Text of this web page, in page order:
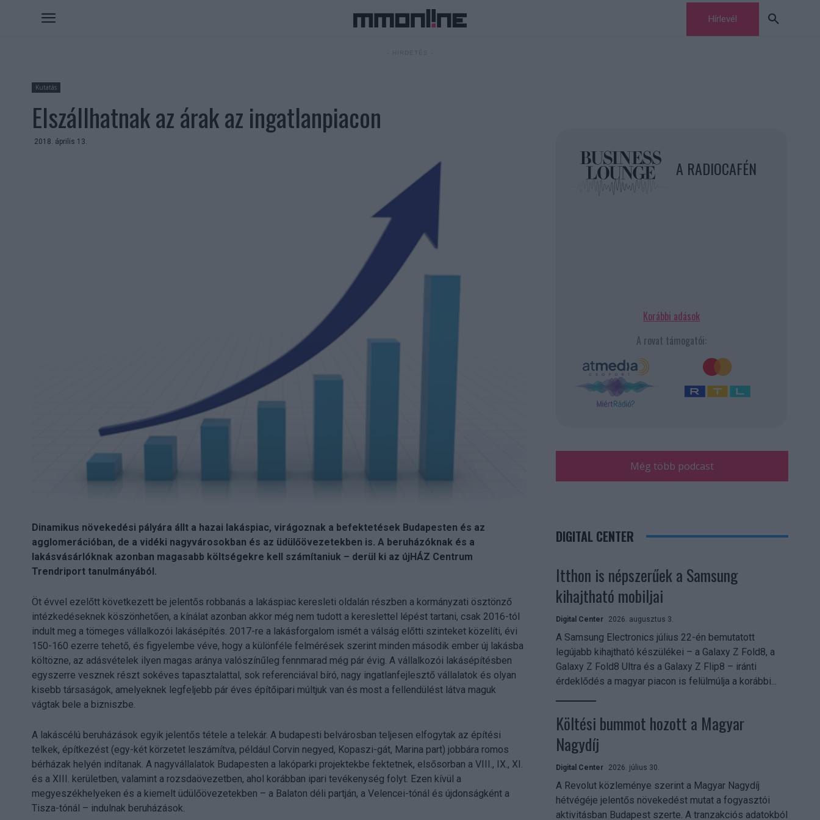
Hírlevél
Kutatás
Elszállhatnak az árak az ingatlanpiacon
2018. április 13.
Dinamikus növekedési pályára állt a hazai lakáspiac, virágoznak a befektetések Budapesten és az
agglomerációban, de a vidéki nagyvárosokban és az üdülőövezetekben is. A beruházóknak és a
lakásvásárlóknak azonban magasabb költségekre kell számítaniuk – derül ki az újHÁZ Centrum
Trendriport tanulmányából.
Öt évvel ezelőtt következett be jelentős robbanás a lakáspiac keresleti oldalán részben a kormányzati ösztönző
intézkedéseknek köszönhetően, a kínálat azonban akkor még nem tudott a kereslettel lépést tartani, csak 2016-tól
indult meg a tömeges vállalkozói lakásépítés. 2017-re a lakásforgalom ismét a válság előtti szinteket közelíti, évi
150-160 ezerre tehető, és figyelembe véve, hogy a különféle felmérések szerint minden második ember új lakásba
költözne, az adásvételek ilyen magas aránya valószínűleg fennmarad még pár évig. A vállalkozói lakásépítésben
egyszerre vesznek részt sokéves tapasztalattal, sok referenciával bíró, nagy ingatlanfejlesztő vállalatok és olyan
kisebb társaságok, amelyeknek legfeljebb pár éves építőipari múltjuk van és most a fellendülést látva maguk
vágtak bele a bizniszbe.
A lakáscélú beruházások egyik jelentős tétele a telekár. A budapesti belvárosban teljesen elfogytak az építési
telkek, építkezést (egy-két körzetet leszámítva, például Corvin negyed, Kopaszi-gát, Marina part) jobbára romos
bérházak helyén indítanak. A nagyvállalatok Budapesten a lakóparki projektekbe fektetnek, elsősorban a VIII., IX., XI.
és a XIII. kerületben, valamint a rozsdaövezetben, ahol korábban ipari tevékenység folyt. Ezen kívül a
megyeszékhelyeken és a kiemelt üdülőövezetekben – a Balaton déli partján, a Velencei-tónál és újdonságként a
Tisza-tónál – indulnak beruházások.
A RADIOCAFÉN
Korábbi adások
A rovat támogatói:
Még több podcast
DIGITAL CENTER
Itthon is népszerűek a Samsung
kihajtható mobiljai
Digital Center 2026. augusztus 3.
A Samsung Electronics július 22-én bemutatott
legújabb kihajtható készülékei – a Galaxy Z Fold8, a
Galaxy Z Fold8 Ultra és a Galaxy Z Flip8 – iránti
érdeklődés a magyar piacon is felülmúlja a korábbi...
Költési bummot hozott a Magyar
Nagydíj
Digital Center 2026. július 30.
A Revolut közleménye szerint a Magyar Nagydíj
hétvégéje jelentős növekedést mutat a fogyasztói
aktivitásban Budapest szerte. A tranzakciós adatokból